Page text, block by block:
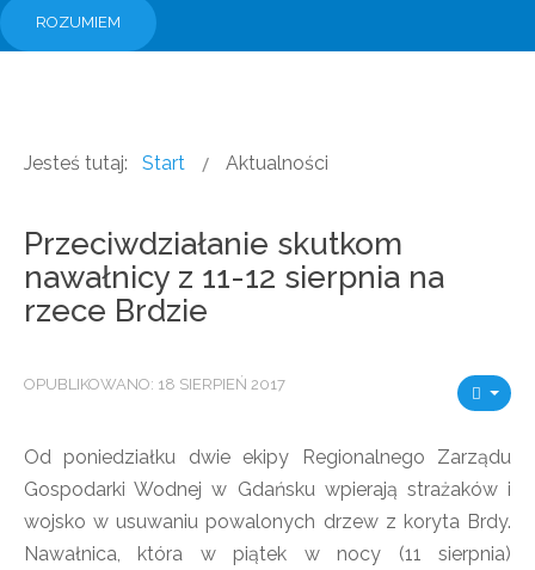
ROZUMIEM
Jesteś tutaj: Start Aktualności
Przeciwdziałanie skutkom
nawałnicy z 11-12 sierpnia na
rzece Brdzie
OPUBLIKOWANO: 18 SIERPIEŃ 2017
Od poniedziałku dwie ekipy Regionalnego Zarządu
Gospodarki Wodnej w Gdańsku wpierają strażaków i
wojsko w usuwaniu powalonych drzew z koryta Brdy.
Nawałnica, która w piątek w nocy (11 sierpnia)